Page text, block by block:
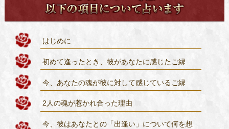
はじめに
初めて逢ったとき、彼があなたに感じたご縁
今、あなたの魂が彼に対して感じているご縁
2人の魂が惹かれ合った理由
今、彼はあなたとの「出逢い」について何を想